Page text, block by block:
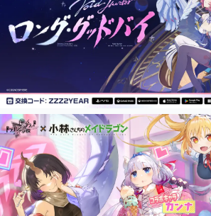
ピックアップ
電ファミのいま読まれている記事ランキング
アプリセール情報